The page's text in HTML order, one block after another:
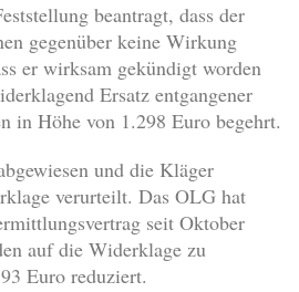
beantragt, dass der
gegenüber keine Wirkung
er wirksam gekündigt worden
Ersatz entgangener
in Höhe von 1.298 Euro begehrt.
und die Kläger
verurteilt. Das OLG hat
seit Oktober
auf die Widerklage zu
Euro reduziert.